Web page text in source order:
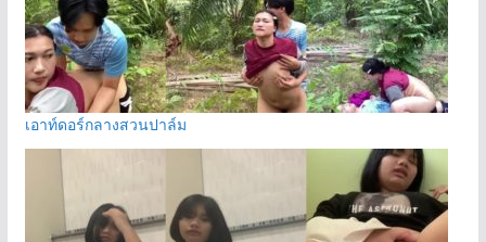
เอาท์ดอร์กลางสวนปาล์ม